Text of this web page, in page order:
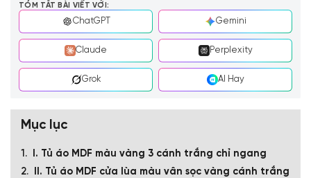
TÓM TẮT BÀI VIẾT VỚI:
ChatGPT Gemini
Claude Perplexity
Grok AI Hay
Mục lục
I. Tủ áo MDF màu vàng 3 cánh trắng chỉ ngang
II. Tủ áo MDF cửa lùa màu vân sọc vàng cánh trắng